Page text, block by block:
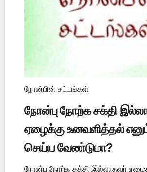
நோன்பின் சட்டங்கள்
நோன்பு நோற்க சக்தி
ஏழைக்கு உனவளித்தல் எனும்
செய்ய வேண்டுமா?
நோன்பு நோற்க சக்தி இல்லாதவர்